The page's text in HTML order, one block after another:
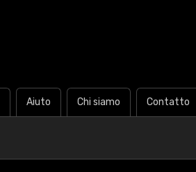
Aiuto Chi siamo Contatto